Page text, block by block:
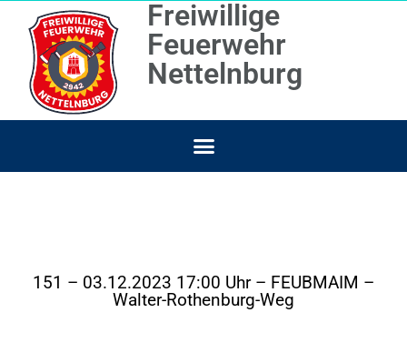
Freiwillige
Feuerwehr
Nettelnburg
151 – 03.12.2023 17:00 Uhr – FEUBMAIM –
Walter-Rothenburg-Weg